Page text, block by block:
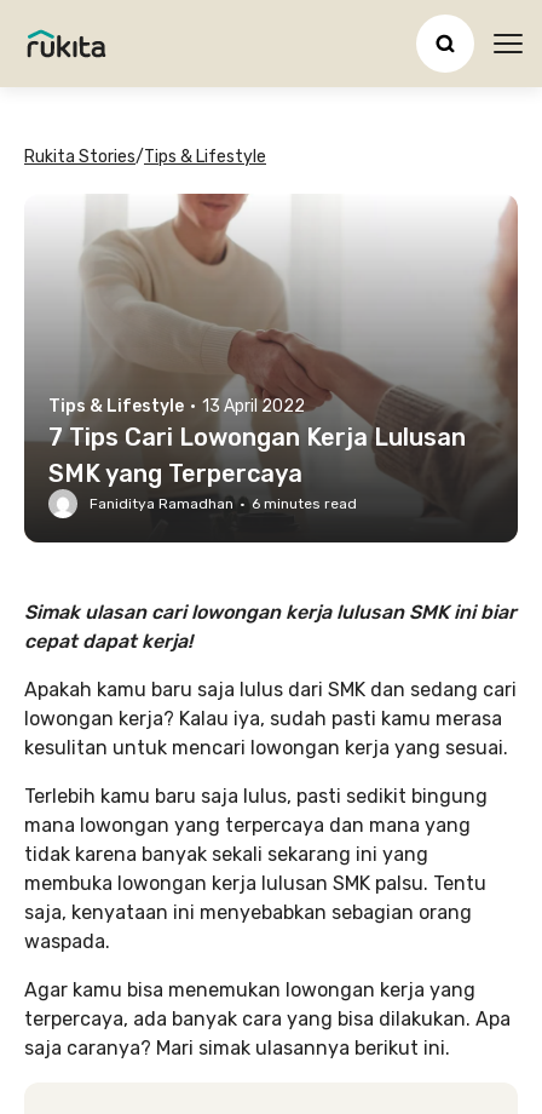
Rukita Stories/Tips & Lifestyle
Tips & Lifestyle · 13 April 2022
7 Tips Cari Lowongan Kerja Lulusan
SMK yang Terpercaya
Faniditya Ramadhan · 6 minutes read
Simak ulasan cari lowongan kerja lulusan SMK ini biar
cepat dapat kerja!
Apakah kamu baru saja lulus dari SMK dan sedang cari
lowongan kerja? Kalau iya, sudah pasti kamu merasa
kesulitan untuk mencari lowongan kerja yang sesuai.
Terlebih kamu baru saja lulus, pasti sedikit bingung
mana lowongan yang terpercaya dan mana yang
tidak karena banyak sekali sekarang ini yang
membuka lowongan kerja lulusan SMK palsu. Tentu
saja, kenyataan ini menyebabkan sebagian orang
waspada.
Agar kamu bisa menemukan lowongan kerja yang
terpercaya, ada banyak cara yang bisa dilakukan. Apa
saja caranya? Mari simak ulasannya berikut ini.